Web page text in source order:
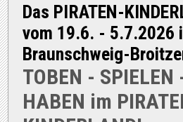
Das PIRATEN-
vom 19.6. - 5.7.2026
Braunschweig-
TOBEN - SPIELEN
HABEN im